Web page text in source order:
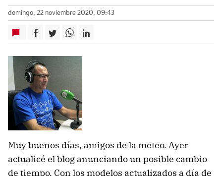
domingo, 22 noviembre 2020, 09:43
Muy buenos días, amigos de la meteo. Ayer
actualicé el blog anunciando un posible cambio
de tiempo. Con los modelos actualizados a día de